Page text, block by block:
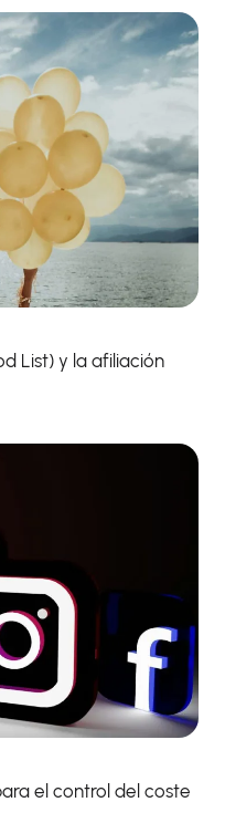
List) y la afiliación
el control del coste